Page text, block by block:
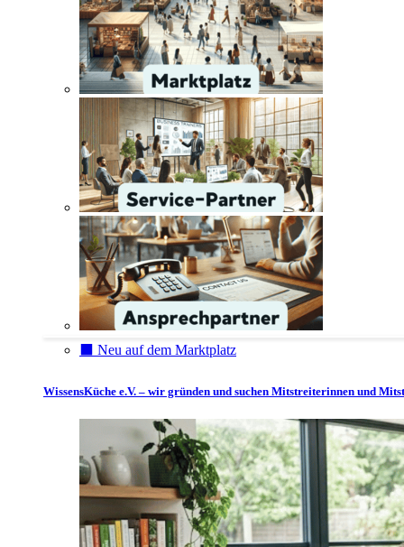
⬛️ Neu auf dem Marktplatz
WissensKüche e.V. – wir gründen und suchen Mitstreiterinnen und